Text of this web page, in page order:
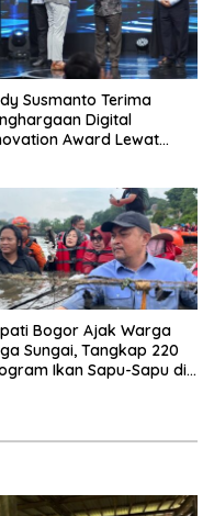
Susmanto Terima
Digital
Award Lewat
Bogor Ajak Warga
Sungai, Tangkap 220
Ikan Sapu-Sapu di